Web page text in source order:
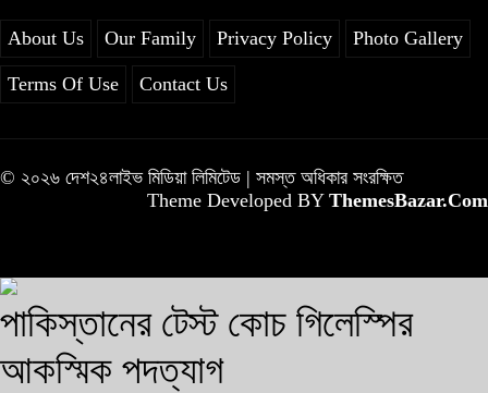
About Us Our Family Privacy Policy Photo Gallery
Terms Of Use Contact Us
© ২০২৬ দেশ২৪লাইভ মিডিয়া লিমিটেড | সমস্ত অধিকার সংরক্ষিত
Theme Developed BY ThemesBazar.Com
পাকিস্তানের টেস্ট কোচ গিলেস্পির
আকস্মিক পদত্যাগ